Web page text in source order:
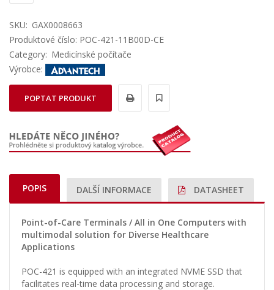
SKU: GAX0008663
Produktové číslo: POC-421-11B00D-CE
Category: Medicínské počítače
Výrobce:
POPTAT PRODUKT
POPIS DALŠÍ INFORMACE DATASHEET
Point-of-Care Terminals / All in One Computers with
multimodal solution for Diverse Healthcare
Applications
POC-421 is equipped with an integrated NVME SSD that
facilitates real-time data processing and storage.